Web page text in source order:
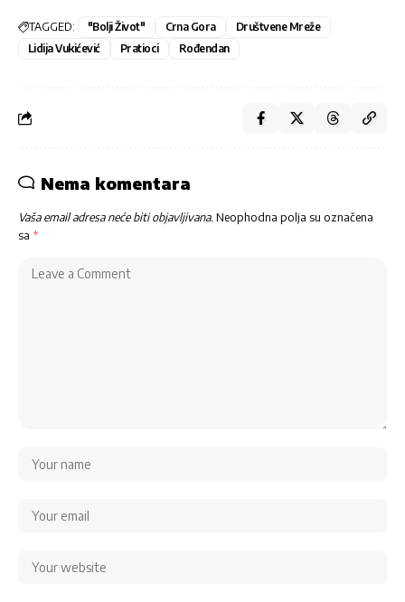
TAGGED: "Bolji Život" Crna Gora
Društvene Mreže
Lidija Vukićević
Pratioci Rođendan
Nema komentara
Vaša email adresa neće biti objavljivana. Neophodna polja su označena
sa *